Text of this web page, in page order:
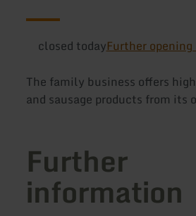
closed todayFurther opening
The family business offers
and sausage products from its
Further
information